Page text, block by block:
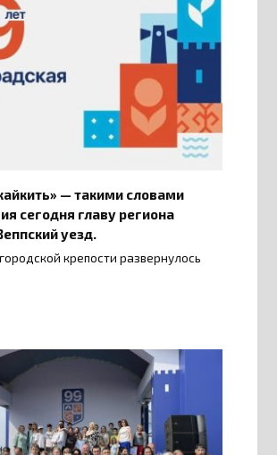
— такими словами
сегодня главу региона
уезд.
крепости развернулось